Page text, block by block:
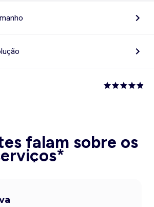
falam sobre os